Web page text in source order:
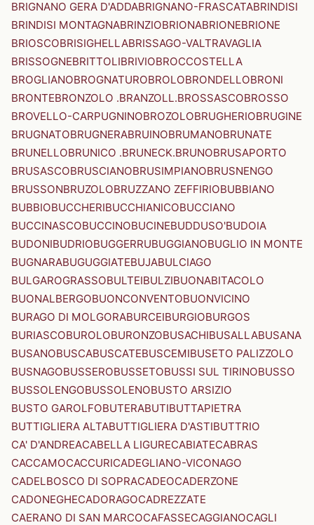
BRIGNANO GERA D'ADDABRIGNANO-FRASCATABRINDISI
BRINDISI MONTAGNABRINZIOBRIONABRIONEBRIONE
BRIOSCOBRISIGHELLABRISSAGO-VALTRAVAGLIA
BRISSOGNEBRITTOLIBRIVIOBROCCOSTELLA
BROGLIANOBROGNATUROBROLOBRONDELLOBRONI
BRONTEBRONZOLO .BRANZOLL.BROSSASCOBROSSO
BROVELLO-CARPUGNINOBROZOLOBRUGHERIOBRUGINE
BRUGNATOBRUGNERABRUINOBRUMANOBRUNATE
BRUNELLOBRUNICO .BRUNECK.BRUNOBRUSAPORTO
BRUSASCOBRUSCIANOBRUSIMPIANOBRUSNENGO
BRUSSONBRUZOLOBRUZZANO ZEFFIRIOBUBBIANO
BUBBIOBUCCHERIBUCCHIANICOBUCCIANO
BUCCINASCOBUCCINOBUCINEBUDDUSO'BUDOIA
BUDONIBUDRIOBUGGERRUBUGGIANOBUGLIO IN MONTE
BUGNARABUGUGGIATEBUJABULCIAGO
BULGAROGRASSOBULTEIBULZIBUONABITACOLO
BUONALBERGOBUONCONVENTOBUONVICINO
BURAGO DI MOLGORABURCEIBURGIOBURGOS
BURIASCOBUROLOBURONZOBUSACHIBUSALLABUSANA
BUSANOBUSCABUSCATEBUSCEMIBUSETO PALIZZOLO
BUSNAGOBUSSEROBUSSETOBUSSI SUL TIRINOBUSSO
BUSSOLENGOBUSSOLENOBUSTO ARSIZIO
BUSTO GAROLFOBUTERABUTIBUTTAPIETRA
BUTTIGLIERA ALTABUTTIGLIERA D'ASTIBUTTRIO
CA' D'ANDREACABELLA LIGURECABIATECABRAS
CACCAMOCACCURICADEGLIANO-VICONAGO
CADELBOSCO DI SOPRACADEOCADERZONE
CADONEGHECADORAGOCADREZZATE
CAERANO DI SAN MARCOCAFASSECAGGIANOCAGLI